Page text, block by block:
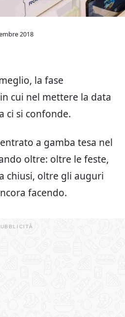
2018
la fase
cui nel mettere la data
ci si confonde.
a gamba tesa nel
oltre: oltre le feste,
chiusi, oltre gli auguri
facendo.